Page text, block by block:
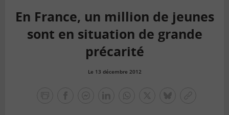
En France, un million de jeunes
sont en situation de grande
précarité
Le 13 décembre 2012